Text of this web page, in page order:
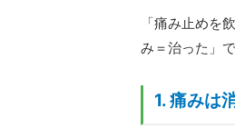
「痛み止めを
み＝治った」
1. 痛みは